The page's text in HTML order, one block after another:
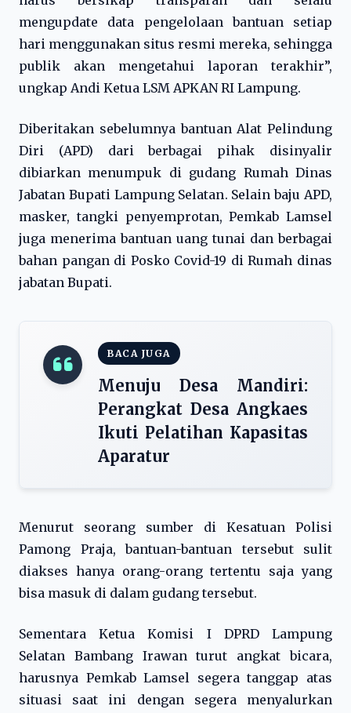
mengupdate data pengelolaan bantuan setiap
hari menggunakan situs resmi mereka, sehingga
publik akan mengetahui laporan terakhir”,
ungkap Andi Ketua LSM APKAN RI Lampung.
Diberitakan sebelumnya bantuan Alat Pelindung
Diri (APD) dari berbagai pihak disinyalir
dibiarkan menumpuk di gudang Rumah Dinas
Jabatan Bupati Lampung Selatan. Selain baju APD,
masker, tangki penyemprotan, Pemkab Lamsel
juga menerima bantuan uang tunai dan berbagai
bahan pangan di Posko Covid-19 di Rumah dinas
jabatan Bupati.
BACA JUGA
Menuju Desa Mandiri:
Perangkat Desa Angkaes
Ikuti Pelatihan Kapasitas
Aparatur
Menurut seorang sumber di Kesatuan Polisi
Pamong Praja, bantuan-bantuan tersebut sulit
diakses hanya orang-orang tertentu saja yang
bisa masuk di dalam gudang tersebut.
Sementara Ketua Komisi I DPRD Lampung
Selatan Bambang Irawan turut angkat bicara,
harusnya Pemkab Lamsel segera tanggap atas
situasi saat ini dengan segera menyalurkan